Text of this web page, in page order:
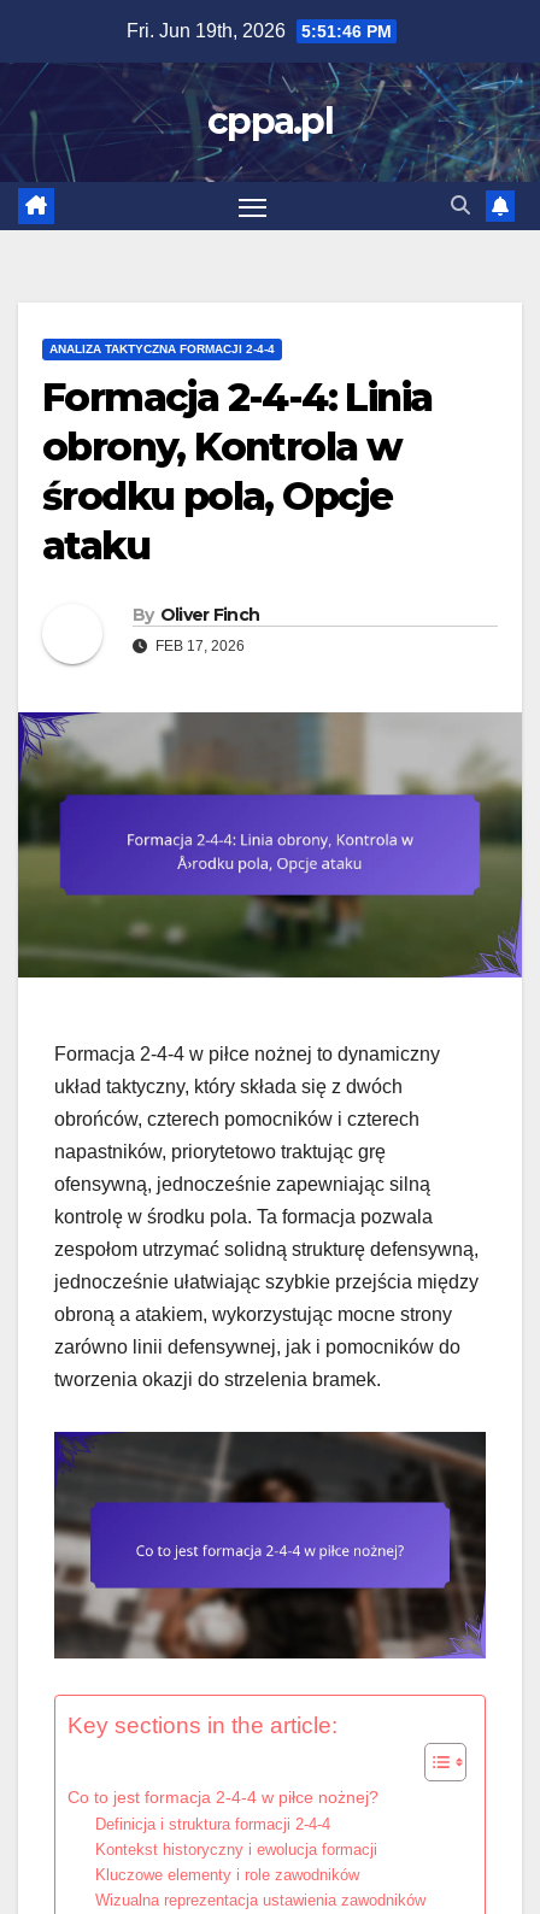
content
Fri. Jun 19th, 2026 5:51:47 PM
cppa.pl
ANALIZA TAKTYCZNA FORMACJI 2-4-4
Formacja 2-4-4: Linia
obrony, Kontrola w
środku pola, Opcje
ataku
By Oliver Finch
FEB 17, 2026
Formacja 2-4-4 w piłce nożnej to dynamiczny
układ taktyczny, który składa się z dwóch
obrońców, czterech pomocników i czterech
napastników, priorytetowo traktując grę
ofensywną, jednocześnie zapewniając silną
kontrolę w środku pola. Ta formacja pozwala
zespołom utrzymać solidną strukturę defensywną,
jednocześnie ułatwiając szybkie przejścia między
obroną a atakiem, wykorzystując mocne strony
zarówno linii defensywnej, jak i pomocników do
tworzenia okazji do strzelenia bramek.
Key sections in the article:
Co to jest formacja 2-4-4 w piłce nożnej?
Definicja i struktura formacji 2-4-4
Kontekst historyczny i ewolucja formacji
Kluczowe elementy i role zawodników
Wizualna reprezentacja ustawienia zawodników